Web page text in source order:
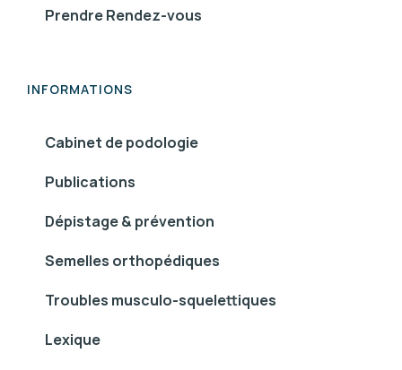
Prendre Rendez-vous
INFORMATIONS
Cabinet de podologie
Publications
Dépistage & prévention
Semelles orthopédiques
Troubles musculo-squelettiques
Lexique